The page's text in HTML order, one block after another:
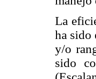
La
ha sido
y/o
sido